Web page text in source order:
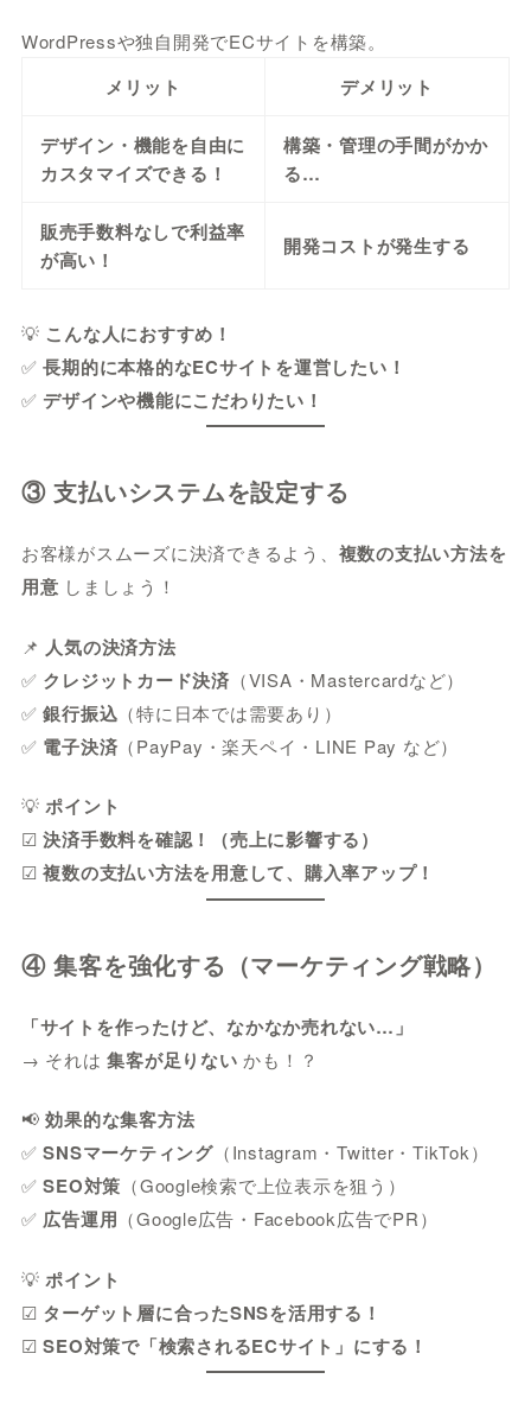
WordPressや独自開発でECサイトを構築。
メリット デメリット
デザイン・機能を自由に
カスタマイズできる！
構築・管理の手間がかか
る…
販売手数料なしで利益率
が高い！
開発コストが発生する
💡 こんな人におすすめ！
✅長期的に本格的なECサイトを運営したい！
✅デザインや機能にこだわりたい！
③ 支払いシステムを設定する
お客様がスムーズに決済できるよう、 複数の支払い方法を
用意 しましょう！
📌 人気の決済方法
✅ クレジットカード決済 （VISA・Mastercardなど）
✅銀行振込 （特に日本では需要あり）
✅ 電子決済 （PayPay・楽天ペイ・LINE Pay など）
💡ポイント
☑決済手数料を確認！（売上に影響する）
☑複数の支払い方法を用意して、購入率アップ！
④ 集客を強化する（マーケティング戦略）
「サイトを作ったけど、なかなか売れない…」
→ それは集客が足りない かも！？
📢効果的な集客方法
✅SNSマーケティング（Instagram・Twitter・TikTok）
✅SEO対策 （Google検索で上位表示を狙う）
✅ 広告運用 （Google広告・Facebook広告でPR）
💡 ポイント
☑ ターゲット層に合ったSNSを活用する！
☑SEO対策で「検索されるECサイト」にする！